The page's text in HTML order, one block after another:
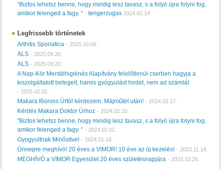
“Biztos lehetsz benne, hogy mindig lesz tavasz, s a folyó újra folyni fog,
amikor felenged a fagy. “ -tengerzugas 2024.02.14.
Legfrissebb történetek
Arthitis Sporiatica - 2025.10.05.
ALS - 2025.09.20.
ALS - 2025.09.20.
A Nap-Kör Mentálhigiénés Alapítvány felelőtlenül cserben hagyja a
kiszolgáltatott betegeit, hamis gyógyulást hirdet, nem ad számlát
- 2025.02.02.
Makara főorvos Úrtól kérdezem. Májműtét után! - 2024.02.17.
Kérdés Makara Doktor Úrhoz - 2024.02.10.
"Biztos lehetsz benne, hogy mindig lesz tavasz, s a folyó újra folyni fog,
amikor felenged a fagy. " - 2024.02.02.
Gyogyultnak Minősitve! - 2024.01.16.
Ünnepre meghívó! 20 éves a VIMOR! 10 éve az új kezelés! - 2023.11.18.
MEGHÍVÓ a VIMOR Egyesület 20 éves születésnapjára - 2023.10.26.